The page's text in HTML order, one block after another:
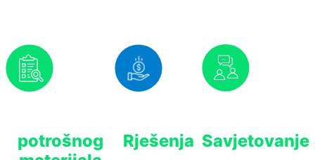
potrošnog
Rješenja Savjetovanje